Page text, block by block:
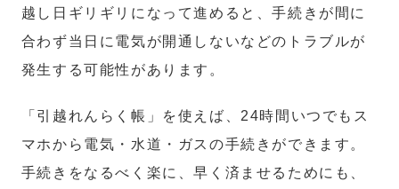
越し日ギリギリになって進めると、手続きが間に
合わず当日に電気が開通しないなどのトラブルが
発生する可能性があります。
「引越れんらく帳」を使えば、24時間いつでもス
マホから電気・水道・ガスの手続きができます。
手続きをなるべく楽に、早く済ませるためにも、